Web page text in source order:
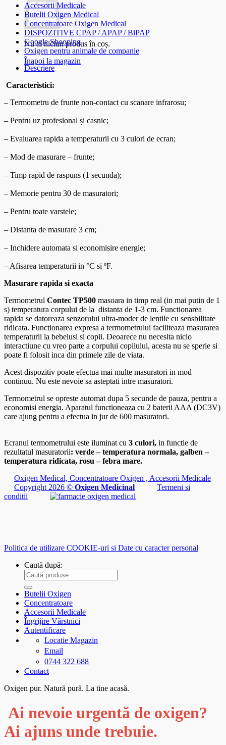
Nu ai niciun produs în coș.
Înapoi la magazin
Accesorii Medicale
Butelii Oxigen Medical
Concentratoare Oxigen Medical
DISPOZITIVE CPAP / APAP / BiPAP
Google Shooping
Oxigen pentru animale de companie
Descriere
Caracteristici:
– Termometru de frunte non-contact cu scanare infrarosu;
– Pentru uz profesional și casnic;
– Evaluarea rapida a temperaturii cu 3 culori de ecran;
– Mod de masurare – frunte;
– Timp rapid de raspuns (1 secunda);
– Memorie pentru 30 de masuratori;
– Pentru toate varstele;
– Distanta de masurare 3 cm;
– Inchidere automata si economisire energie;
– Afisarea temperaturii in °C si ºF.
Masurare rapida si exacta
Termometrul Contec TP500 masoara in timp real (in mai putin de 1
s) temperatura corpului de la distanta de 1-3 cm. Functionarea
rapida se datoreaza senzorului ultra-moder de lentile cu sensbilitate
ridicata. Functionarea expresa a termometrului faciliteaza masurarea
temperaturii la bebelusi si copii. Deoarece nu necesita nicio
interactiune cu vreo parte a corpului copilului, acesta nu se sperie si
poate fi folosit inca din primele zile de viata.
Acest dispozitiv poate efectua mai multe masuratori in mod
continuu. Nu este nevoie sa asteptati intre masuratori.
Termometrul se opreste automat dupa 5 secunde de pauza, pentru a
economisi energia. Aparatul functioneaza cu 2 baterii AAA (DC3V)
care ajung pentru a efectua in jur de 600 masuratori.
Ecranul termometrului este iluminat cu 3 culori, in functie de
rezultatul masuratorii: verde – temperatura normala, galben –
temperatura ridicata, rosu – febra mare.
Oxigen Medical, Concentratoare Oxigen , Accesorii Medicale
Copyright 2026 © Oxigen Medicinal
Termeni si
conditii
Politica de utilizare COOKIE-uri si Date cu caracter personal
Caută după:
Butelii Oxigen
Concentratoare
Accesorii Medicale
Îngrijire Vârstnici
Autentificare
Locatie Magazin
Email
0744 322 688
Contact
Oxigen pur. Natură pură. La tine acasă.
Ai nevoie urgentă de oxigen?
Ai ajuns unde trebuie.